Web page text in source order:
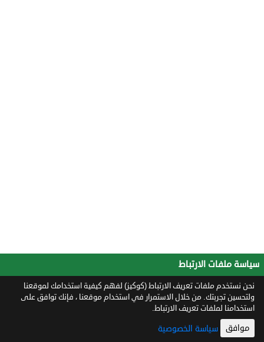
سياسة ملفات الارتباط
نحن نستخدم ملفات تعريف الارتباط (كوكيز) لفهم كيفية استخدامك لموقعنا
ولتحسين تجربتك. من خلال الاستمرار في استخدام موقعنا ، فإنك توافق على
استخدامنا لملفات تعريف الارتباط.
موافق سياسة الخصوصية